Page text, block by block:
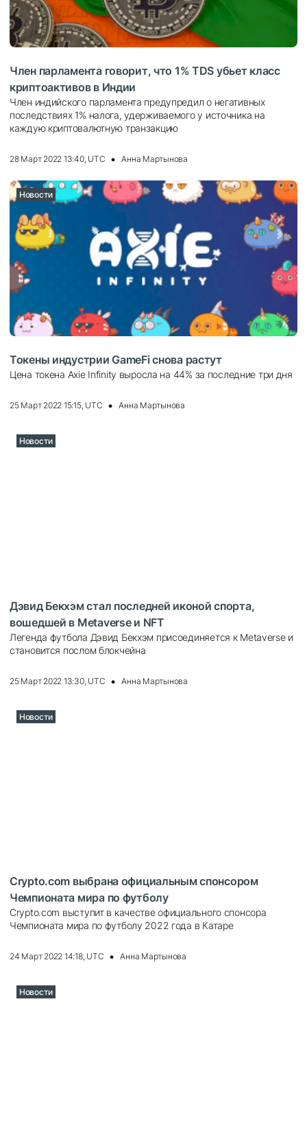
Член парламента говорит, что 1% TDS убьет класс
криптоактивов в Индии
Член индийского парламента предупредил о негативных
последствиях 1% налога, удерживаемого у источника на
каждую криптовалютную транзакцию
28 Март 2022 13:40, UTC Анна Мартынова
Новости
Токены индустрии GameFi снова растут
Цена токена Axie Infinity выросла на 44% за последние три дня
25 Март 2022 15:15, UTC Анна Мартынова
Новости
Дэвид Бекхэм стал последней иконой спорта,
вошедшей в Metaverse и NFT
Легенда футбола Дэвид Бекхэм присоединяется к Metaverse и
становится послом блокчейна
25 Март 2022 13:30, UTC Анна Мартынова
Новости
Crypto.com выбрана официальным спонсором
Чемпионата мира по футболу
Crypto.com выступит в качестве официального спонсора
Чемпионата мира по футболу 2022 года в Катаре
24 Март 2022 14:18, UTC Анна Мартынова
Новости